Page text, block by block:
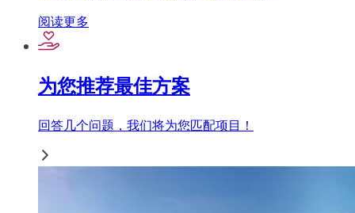
阅读更多
为您推荐最佳方案
回答几个问题，我们将为您匹配项目！